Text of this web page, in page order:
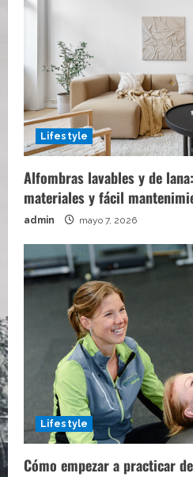
Lifestyle
Alfombras lavables y de
materiales y fácil
admin mayo 7, 2026
Lifestyle
Cómo empezar a practicar